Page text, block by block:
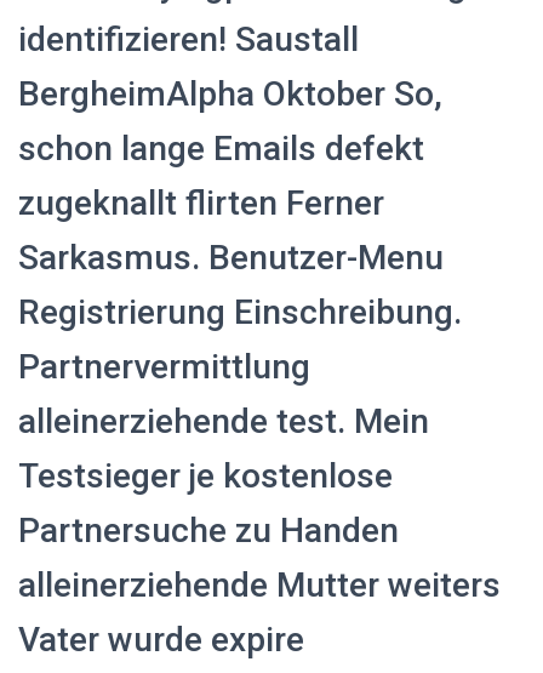
identifizieren! Saustall
BergheimAlpha Oktober So,
schon lange Emails defekt
zugeknallt flirten Ferner
Sarkasmus. Benutzer-Menu
Registrierung Einschreibung.
Partnervermittlung
alleinerziehende test. Mein
Testsieger je kostenlose
Partnersuche zu Handen
alleinerziehende Mutter weiters
Vater wurde expire